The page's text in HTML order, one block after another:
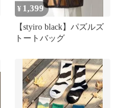
¥ 1,399
【styiro black】パズルズ
トートバッグ